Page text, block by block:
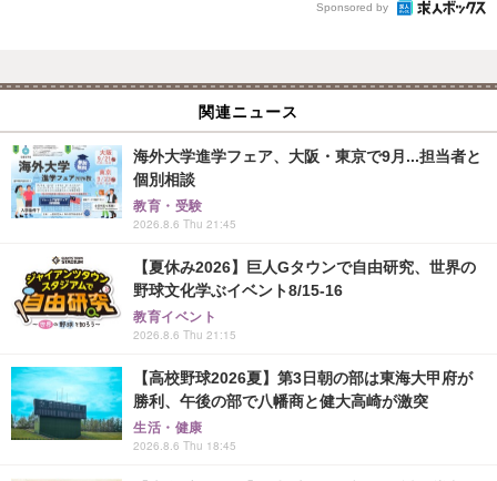
Sponsored by
関連ニュース
海外大学進学フェア、大阪・東京で9月...担当者と
個別相談
教育・受験
2026.8.6 Thu 21:45
【夏休み2026】巨人Gタウンで自由研究、世界の
野球文化学ぶイベント8/15-16
教育イベント
2026.8.6 Thu 21:15
【高校野球2026夏】第3日朝の部は東海大甲府が
勝利、午後の部で八幡商と健大高崎が激突
生活・健康
2026.8.6 Thu 18:45